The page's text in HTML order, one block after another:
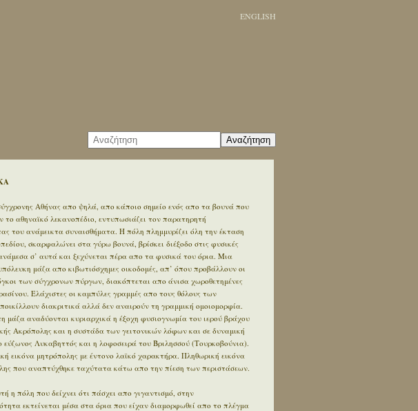
ENGLISH
Αναζήτηση
Αθήνας απο ψηλά, απο κάποιο σημείο ενός απο τα βουνά που
το αθηναϊκό λεκανοπέδιο, εντυπωσιάζει τον παρατηρητή
του ανάμεικτα συναισθήματα. Η πόλη πλημμυρίζει όλη την έκταση
σκαρφαλώνει στα γύρω βουνά, βρίσκει διέξοδο στις φυσικές
σ’ αυτά και ξεχύνεται πέρα απο τα φυσικά του όρια. Μια
μάζα απο κιβωτιόσχημες οικοδομές, απ’ όπου προβάλλουν οι
των σύγχρονων πύργων, διακόπτεται απο άνισα χωροθετημένες
Ελάχιστες οι καμπύλες γραμμές απο τους θόλους των
διακριτικά αλλά δεν αναιρούν τη γραμμική ομοιομορφία.
μάζα αναδύονται κυριαρχικά η έξοχη φυσιογνωμία του ιερού βράχου
Ακρόπολης και η συστάδα των γειτονικών λόφων και σε δυναμική
εύζωνος Λυκαβηττός και η λοφοσειρά του Βριλησσού (Τουρκοβούνια).
εικόνα μητρόπολης με έντονο λαϊκό χαρακτήρα. Πληθωρική εικόνα
που αναπτύχθηκε ταχύτατα κάτω απο την πίεση των περιστάσεων.
η πόλη που δείχνει ότι πάσχει απο γιγαντισμό, στην
εκτείνεται μέσα στα όρια που είχαν διαμορφωθεί απο το πλέγμα